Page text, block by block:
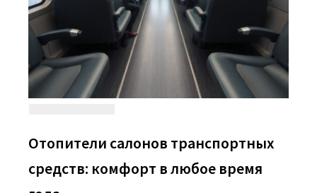
Отопители салонов транспортных
средств: комфорт в любое время